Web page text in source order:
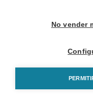
No vender